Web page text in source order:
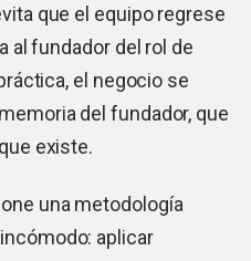
que el equipo regrese
al fundador del rol de
el negocio se
del fundador, que
existe.
una metodología
aplicar